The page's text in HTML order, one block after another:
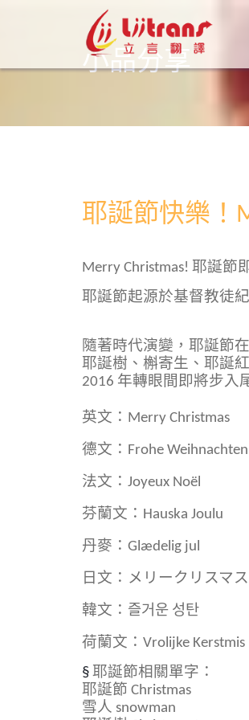
小品分享
耶誕節快樂！
Merry Christmas! 耶誕節
耶誕節起源於基督教徒
隨著時代演變，耶誕節
耶誕樹、 槲寄生 、耶誕
2016 年轉眼間即將步入
英文：Merry Christmas
德文：Frohe Weihnachten
法文：Joyeux Noël
芬蘭文：Hauska Joulu
丹麥：Glædelig jul
日文：メリークリスマス
韓文：즐거운 성탄
荷蘭文：Vrolijke Kerstmis
§ 耶誕節相關單字：
耶誕節 Christmas
雪人 snowman